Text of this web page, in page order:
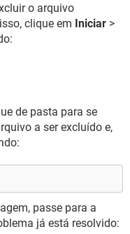
o arquivo
clique em Iniciar >
de pasta para se
a ser excluído e,
passe para a
já está resolvido: